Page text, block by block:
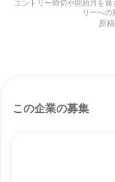
エントリー締切や開始月を
リーへの
原
この企業の募集